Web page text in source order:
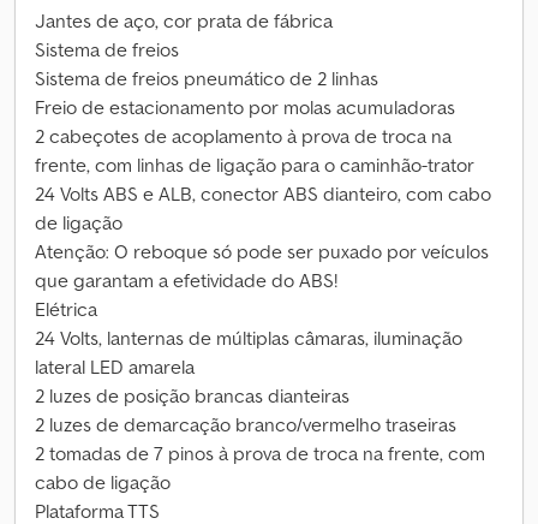
Jantes de aço, cor prata de fábrica
Sistema de freios
Sistema de freios pneumático de 2 linhas
Freio de estacionamento por molas acumuladoras
2 cabeçotes de acoplamento à prova de troca na
frente, com linhas de ligação para o caminhão-trator
24 Volts ABS e ALB, conector ABS dianteiro, com cabo
de ligação
Atenção: O reboque só pode ser puxado por veículos
que garantam a efetividade do ABS!
Elétrica
24 Volts, lanternas de múltiplas câmaras, iluminação
lateral LED amarela
2 luzes de posição brancas dianteiras
2 luzes de demarcação branco/vermelho traseiras
2 tomadas de 7 pinos à prova de troca na frente, com
cabo de ligação
Plataforma TTS